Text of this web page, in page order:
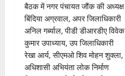
बैठक में नगर पंचायत जौंक की अध्यक्ष
बिंदिया अग्रवाल, अपर जिलाधिकारी
अनिल गर्ब्याल, पीडी डीआरडीए विवेक
कुमार उपाध्याय, उप जिलाधिकारी
रेखा आर्य, सीएमओ शिव मोहन शुक्ला,
अधिशासी अभियंता लोक निर्माण